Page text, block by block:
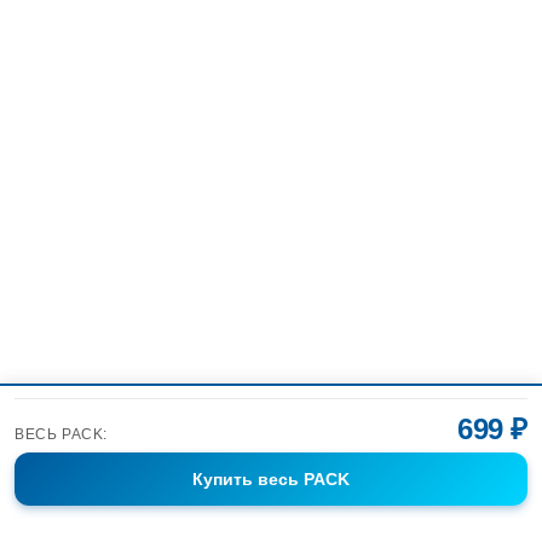
ВЕСЬ PACK: 699 ₽
Купить весь PACK